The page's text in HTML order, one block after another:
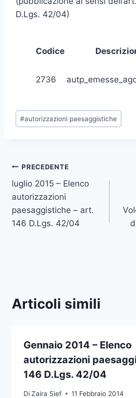
D.Lgs. 42/04)
Codice
2736
Tag
articolo:
#autorizzazioni paesaggistiche
Navigazione
articoli
PRECEDENTE
luglio 2015 – Elenco
autorizzazioni
paesaggistiche – art.
146 D.Lgs. 42/04
Articoli simili
Gennaio 2014 – Elenco
autorizzazioni
146 D.Lgs. 42/04
DiZaira Sief 11 Febbraio 2014